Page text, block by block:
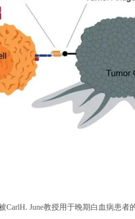
June教授用于晚期白血病患者